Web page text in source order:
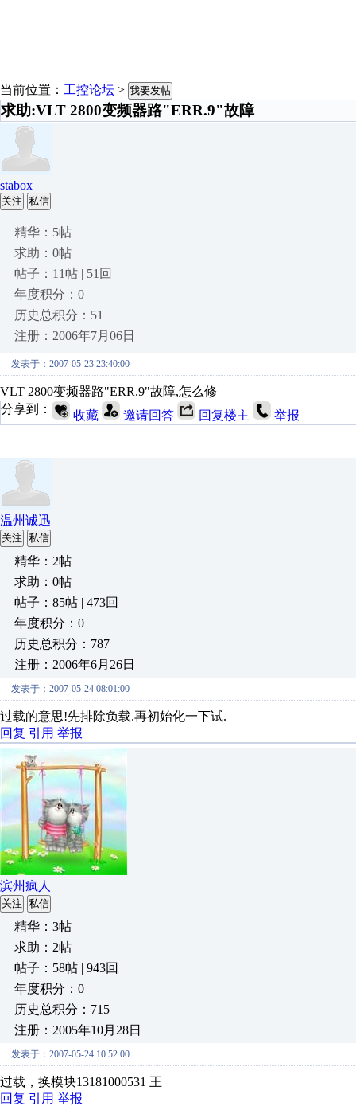
当前位置： 工控论坛 > 我要发帖
求助:VLT 2800变频器路"ERR.9"故障
stabox
关注 私信
精华：5帖
求助：0帖
帖子：11帖 | 51回
年度积分：0
历史总积分：51
注册：2006年7月06日
发表于：2007-05-23 23:40:00
VLT 2800变频器路"ERR.9"故障,怎么修
分享到：
收藏 邀请回答 回复楼主 举报
温州诚迅
关注 私信
精华：2帖
求助：0帖
帖子：85帖 | 473回
年度积分：0
历史总积分：787
注册：2006年6月26日
发表于：2007-05-24 08:01:00
过载的意思!先排除负载.再初始化一下试.
回复 引用 举报
滨州疯人
关注 私信
精华：3帖
求助：2帖
帖子：58帖 | 943回
年度积分：0
历史总积分：715
注册：2005年10月28日
发表于：2007-05-24 10:52:00
过载，换模块13181000531 王
回复 引用 举报